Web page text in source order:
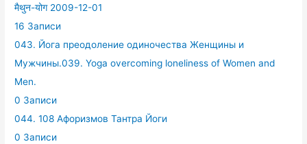
मैथुन-योग 2009-12-01
16 Записи
043. Йога преодоление одиночества Женщины и
Мужчины.039. Yoga overcoming loneliness of Women and
Men.
0 Записи
044. 108 Афоризмов Тантра Йоги
0 Записи